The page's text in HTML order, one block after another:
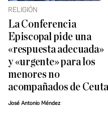
RELIGIÓN
La Conferencia
Episcopal pide una
«respuesta adecuada»
y «urgente» para los
menores no
acompañados de Ceuta
José Antonio Méndez